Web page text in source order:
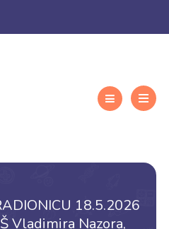
18.5.2026
Vladimira Nazora,